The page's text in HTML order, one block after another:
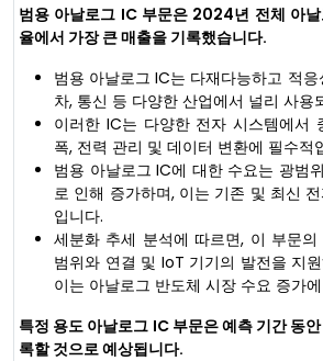
범용 아날로그 IC 부문은 2024년 전체 아
율에서 가장 큰 매출을 기록했습니다.
범용 아날로그 IC는 다재다능하고 적
차, 통신 등 다양한 산업에서 널리 사용
이러한 IC는 다양한 전자 시스템에서
폭, 전력 관리 및 데이터 변환에 필수적
범용 아날로그 IC에 대한 수요는 광범
로 인해 증가하며, 이는 기존 및 최신
입니다.
세분화 추세 분석에 따르면, 이 부문
범위와 연결 및 IoT 기기의 발전을 지
이는 아날로그 반도체 시장 수요 증가
특정 용도 아날로그 IC 부문은 예측 기간 동
록할 것으로 예상됩니다.